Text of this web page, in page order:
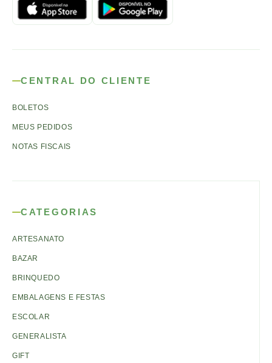
CENTRAL DO CLIENTE
BOLETOS
MEUS PEDIDOS
NOTAS FISCAIS
CATEGORIAS
ARTESANATO
BAZAR
BRINQUEDO
EMBALAGENS E FESTAS
ESCOLAR
GENERALISTA
GIFT